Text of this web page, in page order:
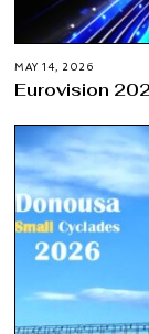
MAY 14, 2026
Eurovision